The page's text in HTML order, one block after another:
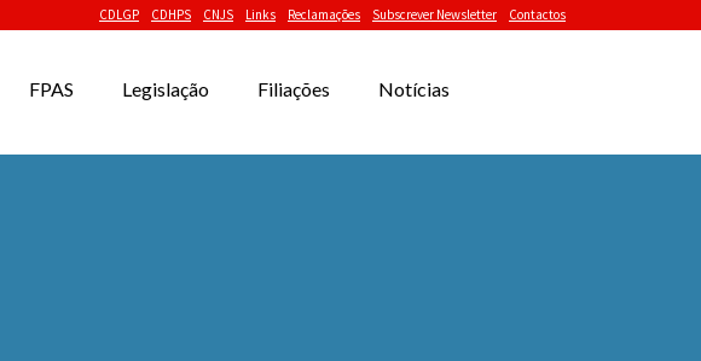
CDLGP CDHPS CNJS Links Reclamações Subscrever Newsletter Contactos
FPAS Legislação Filiações Notícias